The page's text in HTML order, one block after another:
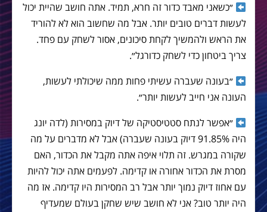
״כשאני מאבד כדור זה חרא, תמיד. אתה חושב שהיית יכול
לעשות דברים טובים יותר. אבל מה שחשוב הוא לא להוריד
את הראש ולהמשיך לקחת סיכונים, אסור לשחק עם פחד.
צריך ביטחון כדי לשחק כדורגל״.
״בעונה שעברה עשיתי פחות ממה שיכולתי לעשות,
העונה אני חייב לעשות יותר״.
״אפשר לנתח סטטיסטיקה של דיוק במסירות (לדה יונג
היה 91.85% דיוק בעונה שעברה) אבל לא מדברים על מה
שקורה במגרש. זה תלוי איפה אתה מקבל את הכדור, האם
מסרת את הכדור אחורה או קדימה. לפעמים אתה יכול להיות
עם אחוז דיוק נמוך יותר אבל רב המסירות היו קדימה. אז מה
היה יותר טוב? אני לא חושב שיש שחקן בעולם שמעדיף